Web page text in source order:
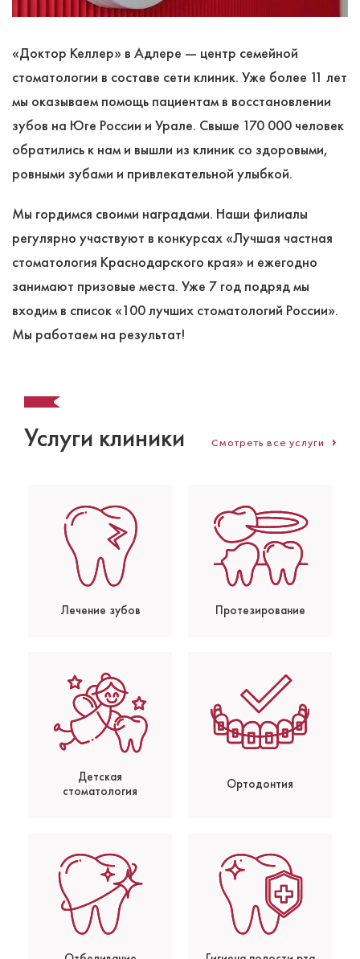
«Доктор Келлер» в Адлере — центр семейной
стоматологии в составе сети клиник. Уже более 11 лет
мы оказываем помощь пациентам в восстановлении
зубов на Юге России и Урале. Свыше 170 000 человек
обратились к нам и вышли из клиник со здоровыми,
ровными зубами и привлекательной улыбкой.
Мы гордимся своими наградами. Наши филиалы
регулярно участвуют в конкурсах «Лучшая частная
стоматология Краснодарского края» и ежегодно
занимают призовые места. Уже 7 год подряд мы
входим в список «100 лучших стоматологий России».
Мы работаем на результат!
Услуги клиники Смотреть все услуги
Лечение зубов Протезирование
Детская
стоматология
Ортодонтия